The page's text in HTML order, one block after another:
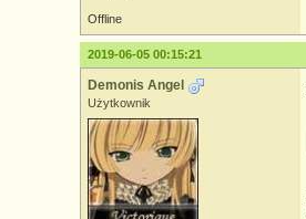
Offline
2019-06-05 00:15:21
Demonis Angel
Użytkownik